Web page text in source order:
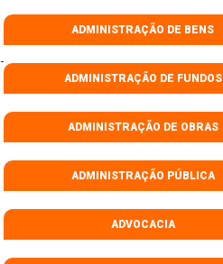
ADMINISTRAÇÃO DE BENS
ADMINISTRAÇÃO DE FUNDOS
ADMINISTRAÇÃO DE OBRAS
ADMINISTRAÇÃO PÚBLICA
ADVOCACIA